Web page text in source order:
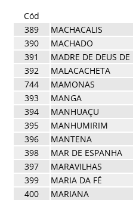
Cód
389
MACHACALIS
390
MACHADO
391
MADRE DE DEUS
392
MALACACHETA
744
MAMONAS
393
MANGA
394
MANHUAÇU
395
MANHUMIRIM
396
MANTENA
398
MAR DE ESPANHA
397
MARAVILHAS
399
MARIA DA FÉ
400
MARIANA